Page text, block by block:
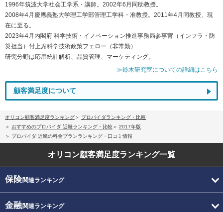
1996年筑波大学社会工学系・講師。2002年6月同助教授。
2008年4月慶應義塾大学理工学部管理工学科・准教授。2011年4月同教授、現
在に至る。
2023年4月内閣府 科学技術・イノベーション推進事務局参事官（インフラ・防
災担当）付上席科学技術政策フェロー（非常勤）
研究分野は応用統計解析、品質管理、マーケティング。
≫鈴木研究室についての詳細はこちら
顧客満足度について
オリコン顧客満足度ランキング
プロバイダランキング・比較
おすすめのプロバイダ 近畿ランキング・比較
2017年版
プロバイダ 近畿の料金プランランキング・口コミ情報
オリコン顧客満足度ランキング一覧
保険関連ランキング
金融関連ランキング